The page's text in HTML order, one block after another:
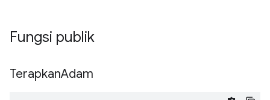
Fungsi publik
TerapkanAdam